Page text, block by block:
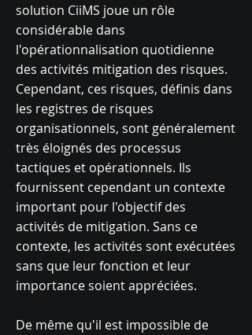
solution CiiMS joue un rôle
considérable dans
l'opérationnalisation quotidienne
des activités mitigation des risques.
Cependant, ces risques, définis dans
les registres de risques
organisationnels, sont généralement
très éloignés des processus
tactiques et opérationnels. Ils
fournissent cependant un contexte
important pour l'objectif des
activités de mitigation. Sans ce
contexte, les activités sont exécutées
sans que leur fonction et leur
importance soient appréciées.
De même qu'il est impossible de